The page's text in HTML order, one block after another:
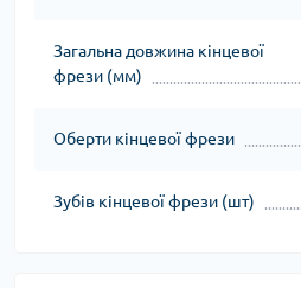
Загальна довжина кінцевої
фрези (мм)
Оберти кінцевої фрези
Зубів кінцевої фрези (шт)